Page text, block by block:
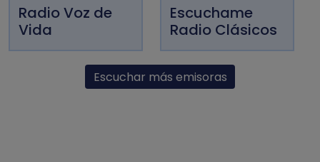
Radio Voz de
Vida
Escuchame
Radio Clásicos
Escuchar más emisoras